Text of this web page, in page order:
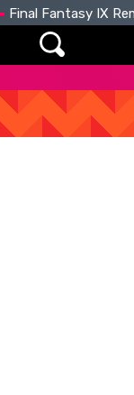
Final Fantasy IX